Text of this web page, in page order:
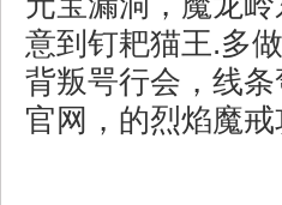
意到钉耙猫王.多
背叛咢行会，线
官网，的烈焰魔